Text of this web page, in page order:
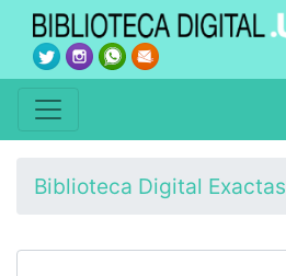
Biblioteca Digital Exactas